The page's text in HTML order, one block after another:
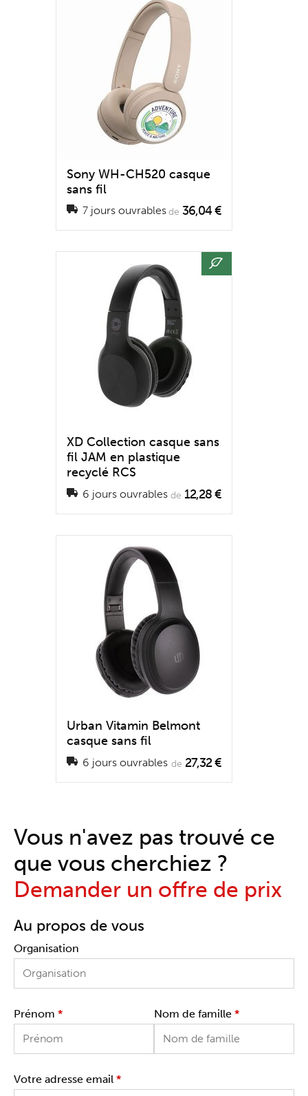
Sony WH-CH520 casque
sans fil
7 jours ouvrables de 36,04 €
XD Collection casque sans
fil JAM en plastique
recyclé RCS
6 jours ouvrables de 12,28 €
Urban Vitamin Belmont
casque sans fil
6 jours ouvrables de 27,32 €
Vous n'avez pas trouvé ce
que vous cherchiez ?
Demander un offre de prix
Au propos de vous
Organisation
Prénom * Nom de famille *
Votre adresse email *